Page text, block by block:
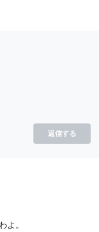
返信する
よ。